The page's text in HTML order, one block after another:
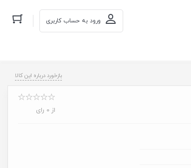
ورود به حساب کاربری
بازخورد درباره این کالا
از 0 رای